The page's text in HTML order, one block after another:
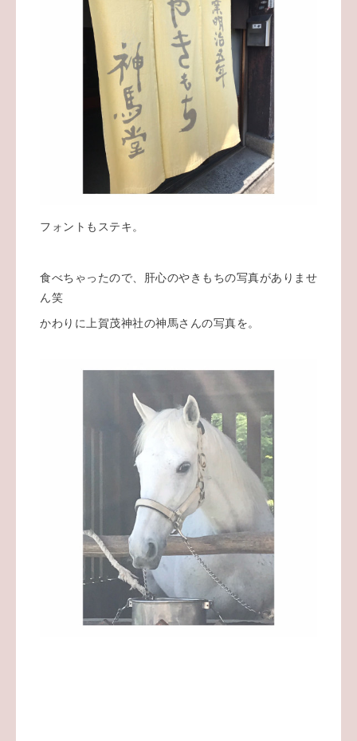
フォントもステキ。
食べちゃったので、肝心のやきもちの写真がありませ
ん笑
かわりに上賀茂神社の神馬さんの写真を。